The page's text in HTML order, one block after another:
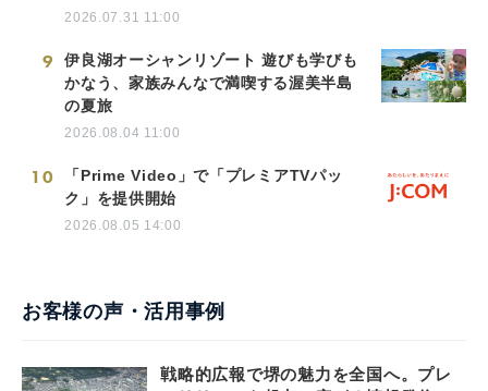
2026.07.31 11:00
9
伊良湖オーシャンリゾート 遊びも学びも
かなう、家族みんなで満喫する渥美半島
の夏旅
2026.08.04 11:00
10
「Prime Video」で「プレミアTVパッ
ク」を提供開始
2026.08.05 14:00
お客様の声・活用事例
戦略的広報で堺の魅力を全国へ。プレ